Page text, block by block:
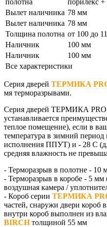
Вылет наличника 78 мм
Вылет наличника 78 мм
Толщина полотна от 100 до
Наличник
100 мм
Наличник
100 мм
Все характеристики
Серия дверей ТЕРМИКА
мя терморазрывами.
Серия дверей ТЕРМИКА PRO
устанавливается
теплое помещение), если в
температура в зимний период
исполнения ППУТ) и - 28 С
средняя влажность не
- Терморазрыв в полотне - 10
- Терморазрыв в коробе - 5
воздушная камера /
- Короб серии ТЕРМИКА
частей, снаружи двери короб
внутри короб выполнен из
BIRCHтолщиной 55 мм